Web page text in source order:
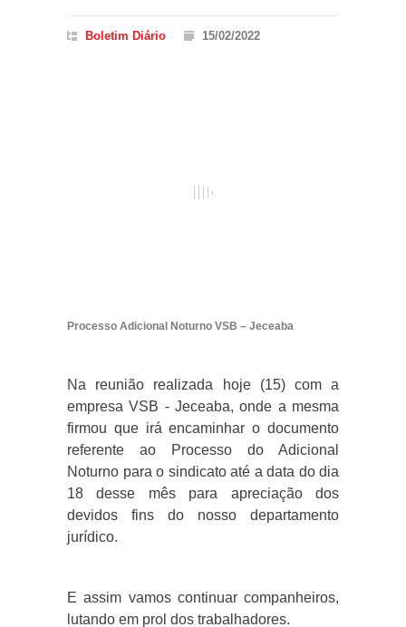
Boletim Diário 15/02/2022
Processo Adicional Noturno VSB – Jeceaba
Na reunião realizada hoje (15) com a
empresa VSB - Jeceaba, onde a mesma
firmou que irá encaminhar o documento
referente ao Processo do Adicional
Noturno para o sindicato até a data do dia
18 desse mês para apreciação dos
devidos fins do nosso departamento
jurídico.
E assim vamos continuar companheiros,
lutando em prol dos trabalhadores.